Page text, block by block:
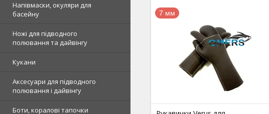
Напівмаски, окуляри для
басейну
Ножі для підводного
полювання та дайвінгу
Кукани
Аксесуари для підводного
полювання і дайвінгу
Боти, коралові тапочки
7 мм